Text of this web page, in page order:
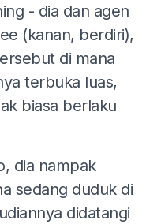
- dia dan agen
(kanan, berdiri),
di mana
terbuka luas,
biasa berlaku
dia nampak
sedang duduk di
didatangi